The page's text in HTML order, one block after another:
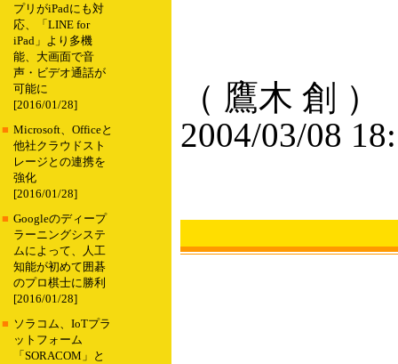
プリがiPadにも対
応、「LINE for
iPad」より多機
能、大画面で音
声・ビデオ通話が
可能に
[2016/01/28]
■ Microsoft、Officeと
他社クラウドスト
レージとの連携を
強化
[2016/01/28]
■ Googleのディープ
ラーニングシステ
ムによって、人工
知能が初めて囲碁
のプロ棋士に勝利
[2016/01/28]
■ ソラコム、IoTプラ
ットフォーム
「SORACOM」と
（ 鷹木 創 ）
2004/03/08